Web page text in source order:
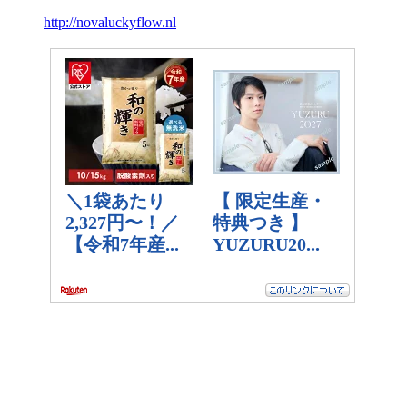
http://novaluckyflow.nl